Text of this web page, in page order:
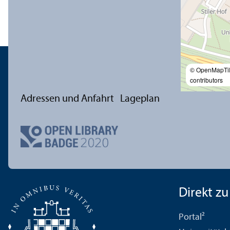
©
contributors
Adressen und Anfahrt Lageplan
Direkt zu
Portal²